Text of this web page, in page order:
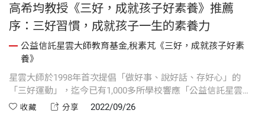
高希均教授《三好，成就孩子好素養》推薦
序：三好習慣，成就孩子一生的素養力
公益信託星雲大師教育基金,稅素芃《三好，成就孩子好素
養》
星雲大師於1998年首次提倡「做好事、說好話、存好心」的
「三好運動」，迄今已有1,000多所學校響應「公益信託星雲大
師教育基金」參加「三好校園」，每一個學校的三好活動都別
收藏 分享 2022/09/26